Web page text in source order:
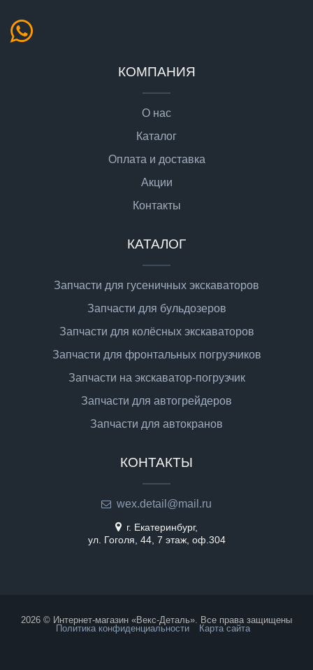
КОМПАНИЯ
О нас
Каталог
Оплата и доставка
Акции
Контакты
КАТАЛОГ
Запчасти для гусеничных экскаваторов
Запчасти для бульдозеров
Запчасти для колёсных экскаваторов
Запчасти для фронтальных погрузчиков
Запчасти на экскаватор-погрузчик
Запчасти для автогрейдеров
Запчасти для автокранов
КОНТАКТЫ
wex.detail@mail.ru
г. Екатеринбург,
ул. Гоголя, 44, 7 этаж, оф.304
2026 © Интернет-магазин «Векс-Деталь». Все права защищены
Политика конфиденциальности
Карта сайта